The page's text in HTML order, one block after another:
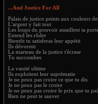
...And Justice For All
Palais de justice peints aux couleurs
L'argent y fait tout
Les loups du pouvoir assaillent ta
Entend les rôder
Bientôt tu satisferas leur appétit
Ils dévorent
La marteau de la justice t'écrase
Tu succombes
La vanité ultime
Ils exploitent leur suprématie
Je ne peux pas croire ce que tu dis
Je ne peux pas le croire
Je ne peux pas croire le prix que tu
Rien ne peut te sauver